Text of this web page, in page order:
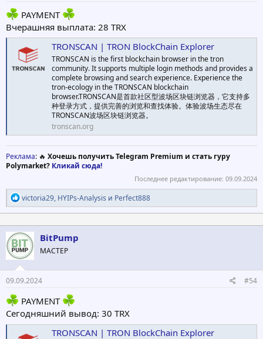
PAYMENT
Вчерашняя выплата: 28 TRX
TRONSCAN | TRON BlockChain Explorer
TRONSCAN is the first blockchain browser in the tron
community. It supports multiple login methods and provides a
complete browsing and search experience. Experience the
tron-ecology in the TRONSCAN blockchain
browser.TRONSCAN是首款社区型波场区块链浏览器，它支持多
种登录方式，提供完善的浏览和查找体验。体验波场生态尽在
TRONSCAN波场区块链浏览器。
tronscan.org
Реклама: 🔥 Хочешь получить Telegram Premium и стать гуру
Polymarket? Кликай сюда!
Последнее редактирование: 09.09.2024
Р
е
а
к
ц
и
и
:
victoria29, HYIPs-Analysis и Perfect888
BitPump
МАСТЕР
09.09.2024 #54
PAYMENT
Сегодняшний вывод: 30 TRX
TRONSCAN | TRON BlockChain Explorer